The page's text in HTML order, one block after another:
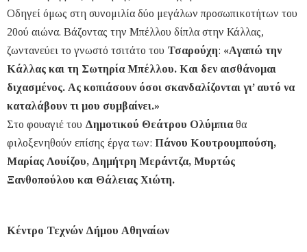
Οδηγεί όμως στη συνομιλία δύο μεγάλων προσωπικοτήτων του
20ού αιώνα. Βάζοντας την Μπέλλου δίπλα στην Κάλλας,
ζωντανεύει το γνωστό τσιτάτο του Τσαρούχη: «Αγαπώ την
Κάλλας και τη Σωτηρία Μπέλλου. Και δεν αισθάνομαι
διχασμένος. Ας κοπιάσουν όσοι σκανδαλίζονται γι’ αυτό να
καταλάβουν τι μου συμβαίνει.»
Στο φουαγιέ του Δημοτικού Θεάτρου Ολύμπια θα
φιλοξενηθούν επίσης έργα των: Πάνου Κουτρουμπούση,
Μαρίας Λουίζου, Δημήτρη Μεράντζα, Μυρτώς
Ξανθοπούλου και Θάλειας Χιώτη.
Κέντρο Τεχνών Δήμου Αθηναίων